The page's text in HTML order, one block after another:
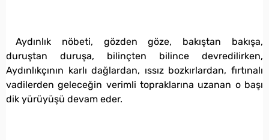
Aydınlık nöbeti, gözden göze, bakıştan bakışa,
duruştan duruşa, bilinçten bilince devredilirken,
Aydınlıkçının karlı dağlardan, ıssız bozkırlardan, fırtınalı
vadilerden geleceğin verimli topraklarına uzanan o başı
dik yürüyüşü devam eder.